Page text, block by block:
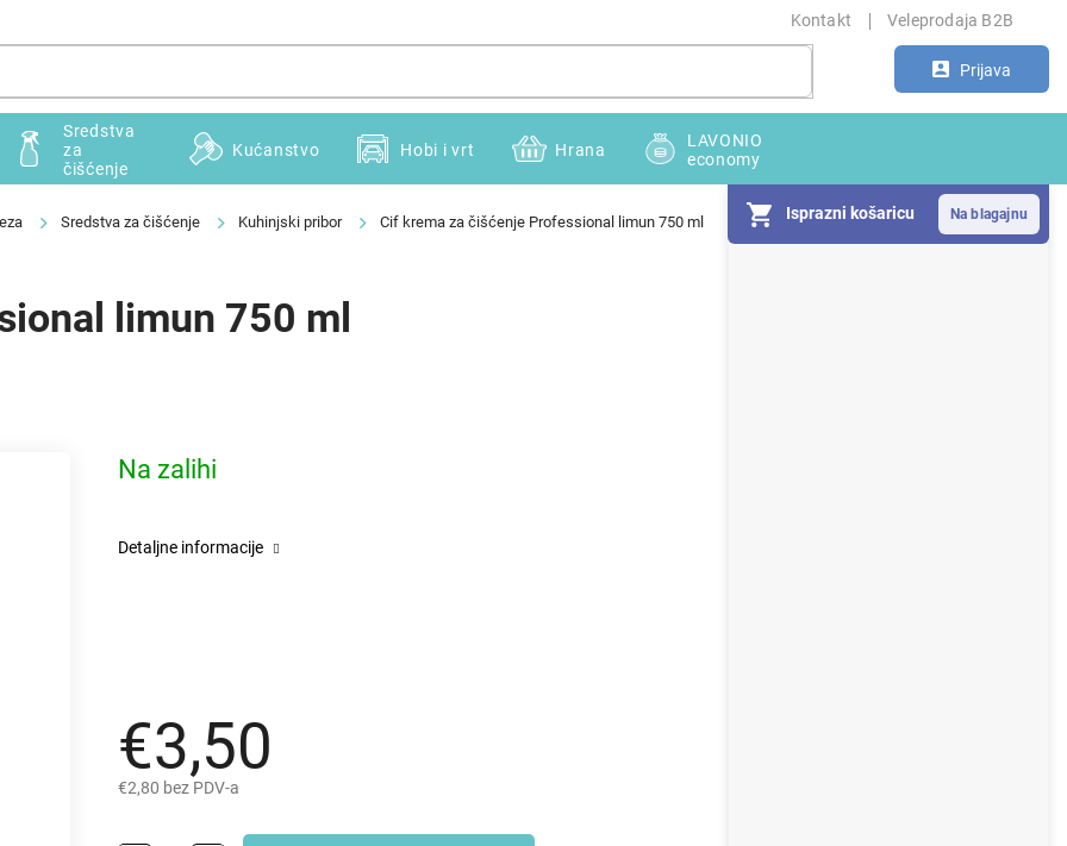
Kontakt Veleprodaja B2B
Prijava
Isprazni košaricu
Sredstva
za
čišćenje
Kućanstvo Hobi i vrt Hrana
LAVONIO
economy
Sredstva za čišćenje Kuhinjski pribor Cif krema za čišćenje Professional limun 750 ml
limun 750 ml
€3,50
€2,80 bez PDV-a
Na zalihi
Detaljne informacije